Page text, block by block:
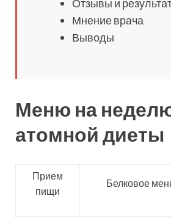
Отзывы и
Мнение врача
Выводы
Меню на
атомной диеты
Прием
пищи
Белковое